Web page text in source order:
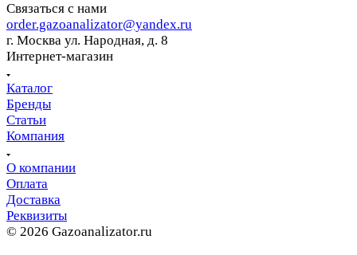
Связаться с нами
order.gazoanalizator@yandex.ru
г. Москва ул. Народная, д. 8
Интернет-магазин
Каталог
Бренды
Статьи
Компания
О компании
Оплата
Доставка
Реквизиты
© 2026 Gazoanalizator.ru